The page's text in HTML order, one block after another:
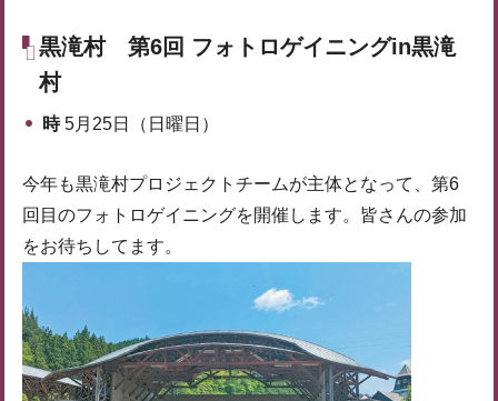
黒滝村 第6回 フォトロゲイニングin黒滝
村
時5月25日（日曜日）
今年も黒滝村プロジェクトチームが主体となって、第6
回目のフォトロゲイニングを開催します。皆さんの参加
をお待ちしてます。